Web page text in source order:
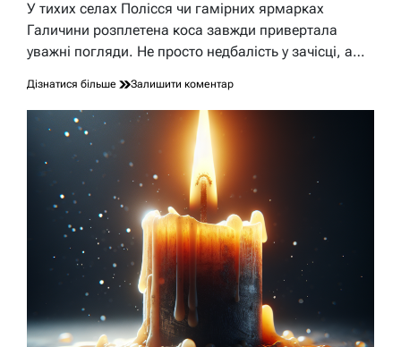
час
У тихих селах Полісся чи гамірних ярмарках
Галичини розплетена коса завжди привертала
уважні погляди. Не просто недбалість у зачісці, а…
Дізнатися більше Залишити коментардо
знак
українській
культурі